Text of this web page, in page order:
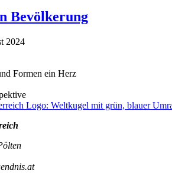
Bevölkerung
2024